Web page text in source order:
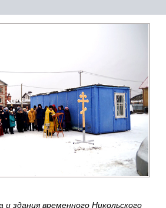
здания временного Никольского